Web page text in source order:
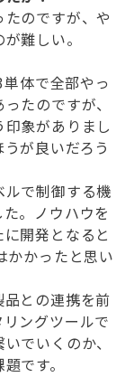
たのですが、や
難しい。
体で全部やっ
たのですが、
象がありまし
が良いだろう
で制御する機
。ノウハウを
開発となると
かかったと思い
との連携を前
ングツールで
でいくのか、
です。